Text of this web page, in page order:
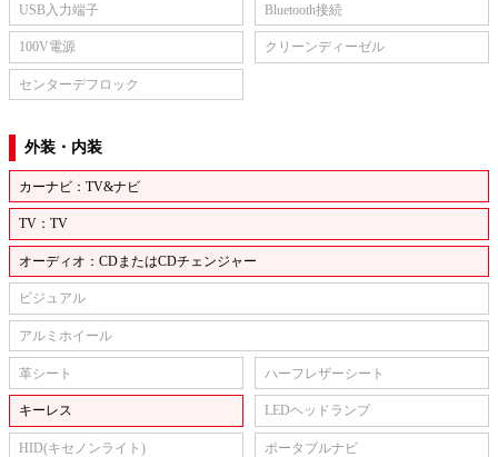
USB入力端子 Bluetooth接続
100V電源 クリーンディーゼル
センターデフロック
外装・内装
カーナビ：TV&ナビ
TV：TV
オーディオ：CDまたはCDチェンジャー
ビジュアル
アルミホイール
革シート ハーフレザーシート
キーレス LEDヘッドランプ
HID(キセノンライト) ポータブルナビ